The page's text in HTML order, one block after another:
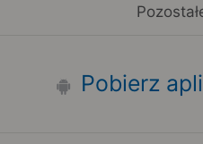
Pobierz